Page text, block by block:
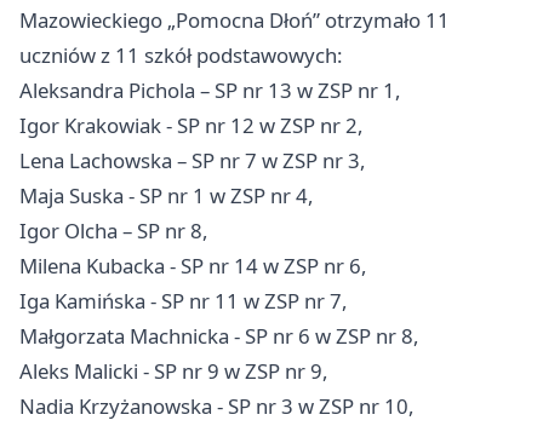
Mazowieckiego „Pomocna Dłoń” otrzymało 11
uczniów z 11 szkół podstawowych:
Aleksandra Pichola – SP nr 13 w ZSP nr 1,
Igor Krakowiak - SP nr 12 w ZSP nr 2,
Lena Lachowska – SP nr 7 w ZSP nr 3,
Maja Suska - SP nr 1 w ZSP nr 4,
Igor Olcha – SP nr 8,
Milena Kubacka - SP nr 14 w ZSP nr 6,
Iga Kamińska - SP nr 11 w ZSP nr 7,
Małgorzata Machnicka - SP nr 6 w ZSP nr 8,
Aleks Malicki - SP nr 9 w ZSP nr 9,
Nadia Krzyżanowska - SP nr 3 w ZSP nr 10,